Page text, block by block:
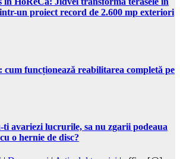
un proiect record de 2.600 mp exteriori
cum funcționează reabilitarea completă pe
ti avariezi lucrurile, sa nu zgarii podeaua
o hernie de disc?